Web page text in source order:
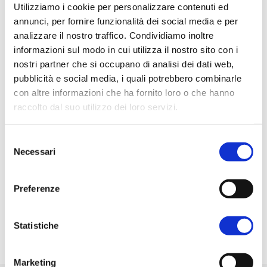
Utilizziamo i cookie per personalizzare contenuti ed
annunci, per fornire funzionalità dei social media e per
analizzare il nostro traffico. Condividiamo inoltre
informazioni sul modo in cui utilizza il nostro sito con i
nostri partner che si occupano di analisi dei dati web,
pubblicità e social media, i quali potrebbero combinarle
con altre informazioni che ha fornito loro o che hanno
raccolto dal suo utilizzo dei loro servizi.
delNecessari
Preferenze
Statistiche
Marketing
Approfondimenti
Itinerari
News
Ricette
Articoli recenti
Relax d’estate: le strutture con piscina
Le pievi di Mercato Saraceno
La diga di Ridracoli